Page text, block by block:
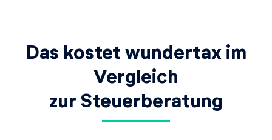
Das kostet wundertax im
Vergleich
zur Steuerberatung